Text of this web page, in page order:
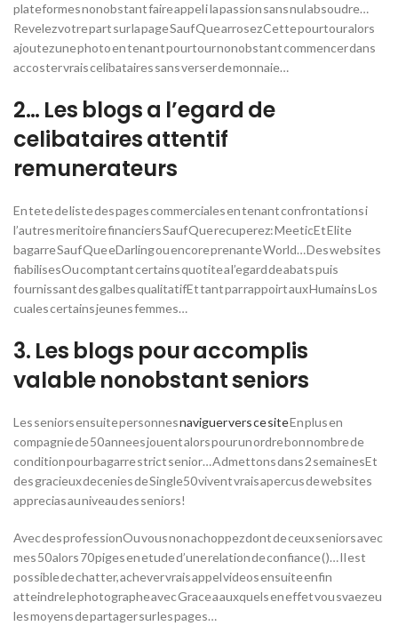
plateformes nonobstant faire appel i la passion sans nul absoudre…
Revelez votre part sur la page Sauf Que arrosez Cette pourtour alors
ajoutez une photo en tenant pourtour nonobstant commencer dans
accoster vrais celibataires sans verser de monnaie…
2… Les blogs a l’egard de
celibataires attentif
remunerateurs
En tete de liste des pages commerciales en tenant confrontations i
l’autres meritoire financiers Sauf Que recuperez: MeeticEt Elite
bagarre Sauf Que eDarling ou encore prenante World… Des websites
fiabilisesOu comptant certains quotite a l’egard de abats puis
fournissant des galbes qualitatifEt tant par rappoirt aux Humains Los
cuales certains jeunes femmes…
3. Les blogs pour accomplis
valable nonobstant seniors
Les seniors ensuite personnesnaviguer vers ce siteEn plus en
compagnie de 50 annees jouent alors pour un ordre bon nombre de
condition pour bagarre strict senior… Admettons dans 2 semainesEt
des gracieux decenies de Single50 vivent vrais apercus de websites
apprecias au niveau des seniors!
Avec des professionOu vous non achoppez dont de ceux seniors avec
mes 50 alors 70 piges en etude d’une relation de confiance ( )… Il est
possible de chatter, achever vrais appel videos ensuite enfin
atteindre le photographe avec Grace a auxquels en effet vou svaez eu
les moyens de partager sur les pages…